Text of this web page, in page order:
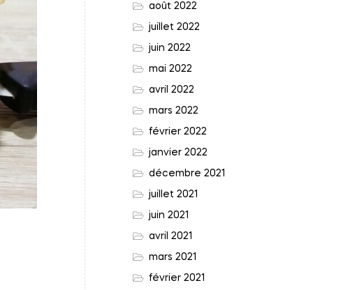
août 2022
juillet 2022
juin 2022
mai 2022
avril 2022
mars 2022
février 2022
janvier 2022
décembre 2021
juillet 2021
juin 2021
avril 2021
mars 2021
février 2021